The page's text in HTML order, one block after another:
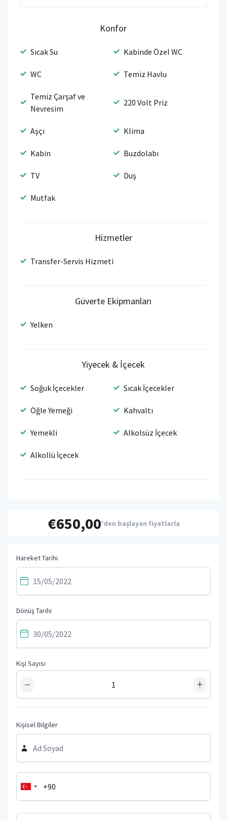
Konfor
Sıcak Su Kabinde Özel WC
WC Temiz Havlu
Temiz Çarşaf ve
Nevresim
220 Volt Priz
Aşçı Klima
Kabin Buzdolabı
TV Duş
Mutfak
Hizmetler
Transfer-Servis Hizmeti
Güverte Ekipmanları
Yelken
Yiyecek & İçecek
Soğuk İçecekler Sıcak İçecekler
Öğle Yemeği Kahvaltı
Yemekli Alkolsüz İçecek
Alkollü İçecek
€650,00'den başlayan fiyatlarla
Hareket Tarihi
Dönüş Tarihi
Kişi Sayısı
− +
Kişisel Bilgiler